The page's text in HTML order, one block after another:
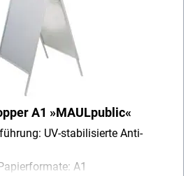
A1 »MAULpublic«
UV-stabilisierte Anti-
A1